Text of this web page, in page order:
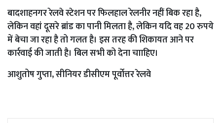
बादशाहनगर रेलवे स्टेशन पर फिलहाल रेलनीर नहीं बिक रहा है,
लेकिन वहां दूसरे ब्रांड का पानी मिलता है, लेकिन यदि वह 20 रुपये
में बेचा जा रहा है तो गलत है। इस तरह की शिकायत आने पर
कार्रवाई की जाती है। बिल सभी को देना चााहिए।
आशुतोष गुप्ता, सीनियर डीसीएम पूर्वोत्तर रेलवे